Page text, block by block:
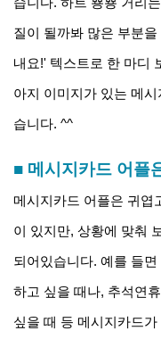
질이 될까봐 많은 부분
내요!' 텍스트로 한 마디
아지 이미지가 있는 메
습니다. ^^
■ 메시지카드 어플
메시지카드 어플은 귀엽
이 있지만, 상황에 맞춰
되어있습니다. 예를 들
하고 싶을 때나, 추석연
싶을 때 등 메시지카드